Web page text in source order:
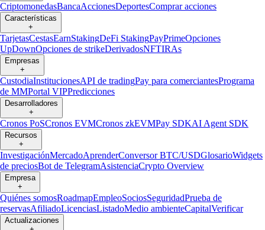
CriptomonedasBancaAccionesDeportesComprar acciones
Características
+
TarjetasCestasEarnStakingDeFi StakingPayPrimeOpciones
UpDownOpciones de strikeDerivadosNFTIRAs
Empresas
+
CustodiaInstitucionesAPI de tradingPay para comerciantesPrograma
de MMPortal VIPPredicciones
Desarrolladores
+
Cronos PoSCronos EVMCronos zkEVMPay SDKAI Agent SDK
Recursos
+
InvestigaciónMercadoAprenderConversor BTC/USDGlosarioWidgets
de preciosBot de TelegramAsistenciaCrypto Overview
Empresa
+
Quiénes somosRoadmapEmpleoSociosSeguridadPrueba de
reservasAfiliadoLicenciasListadoMedio ambienteCapitalVerificar
Actualizaciones